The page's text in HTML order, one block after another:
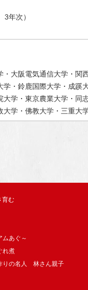
年次）
大阪電気通信大学・関
・鈴鹿国際大学・成
学・東京農業大学・
学・佛教大学・三重
育む
ムあぐ～
れ煮
りの名人 林さん親子